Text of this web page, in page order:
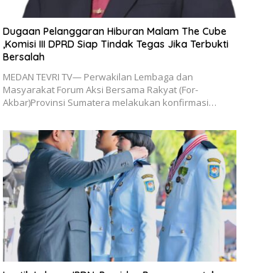
Dugaan Pelanggaran Hiburan Malam The Cube
,Komisi III DPRD Siap Tindak Tegas Jika Terbukti
Bersalah
MEDAN TEVRI TV— Perwakilan Lembaga dan
Masyarakat Forum Aksi Bersama Rakyat (For-
Akbar)Provinsi Sumatera melakukan konfirmasi…